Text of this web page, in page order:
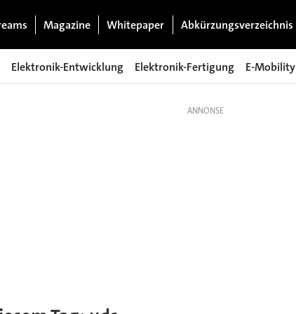
Magazine Whitepaper Abkürzungsverzeichnis
Elektronik-Entwicklung Elektronik-Fertigung E-Mobility